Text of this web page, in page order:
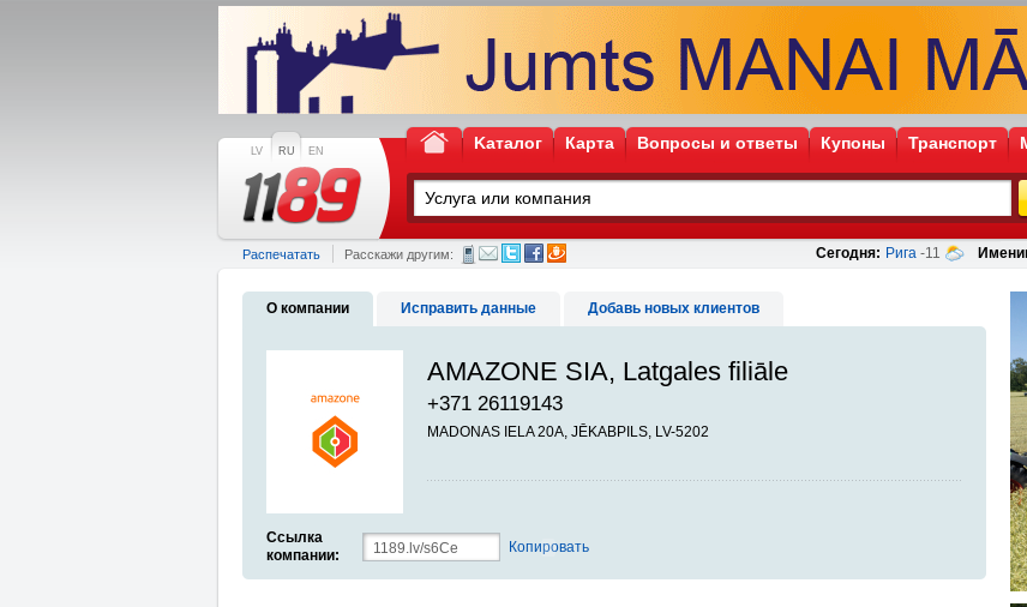
LV RU EN Kаталог Карта Вопросы и ответы Купоны Транспорт
Сегодня: Рига -11
Распечатать Расскажи другим:
О компании Исправить данные Добавь новых клиентов
AMAZONE SIA, Latgales filiāle
+371 26119143
MADONAS IELA 20A, JĒKABPILS, LV-5202
Ссылка
компании:
Копировать